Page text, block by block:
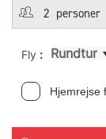
Fly : Rundtur
Hjemrejse